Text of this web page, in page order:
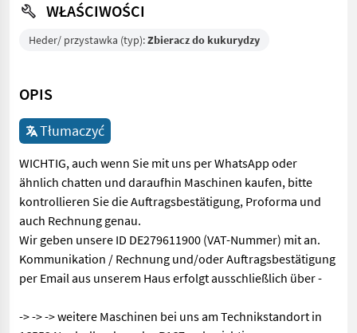
WŁAŚCIWOŚCI
Heder/ przystawka (typ):Zbieracz do kukurydzy
OPIS
Tłumaczyć
WICHTIG, auch wenn Sie mit uns per WhatsApp oder
ähnlich chatten und daraufhin Maschinen kaufen, bitte
kontrollieren Sie die Auftragsbestätigung, Proforma und
auch Rechnung genau.
Wir geben unsere ID DE279611900 (VAT-Nummer) mit an.
Kommunikation / Rechnung und/oder Auftragsbestätigung
per Email aus unserem Haus erfolgt ausschließlich über -
-> -> -> weitere Maschinen bei uns am Technikstandort in